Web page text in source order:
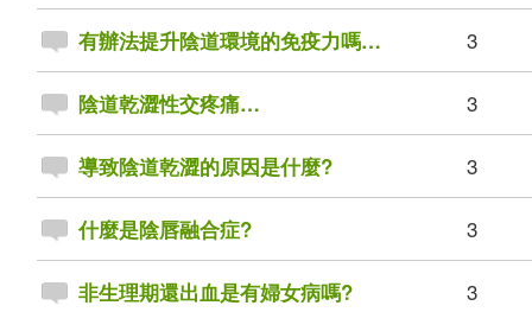
有辦法提升陰道環境的免疫力嗎… 3
陰道乾澀性交疼痛… 3
導致陰道乾澀的原因是什麼? 3
什麼是陰唇融合症? 3
非生理期還出血是有婦女病嗎? 3